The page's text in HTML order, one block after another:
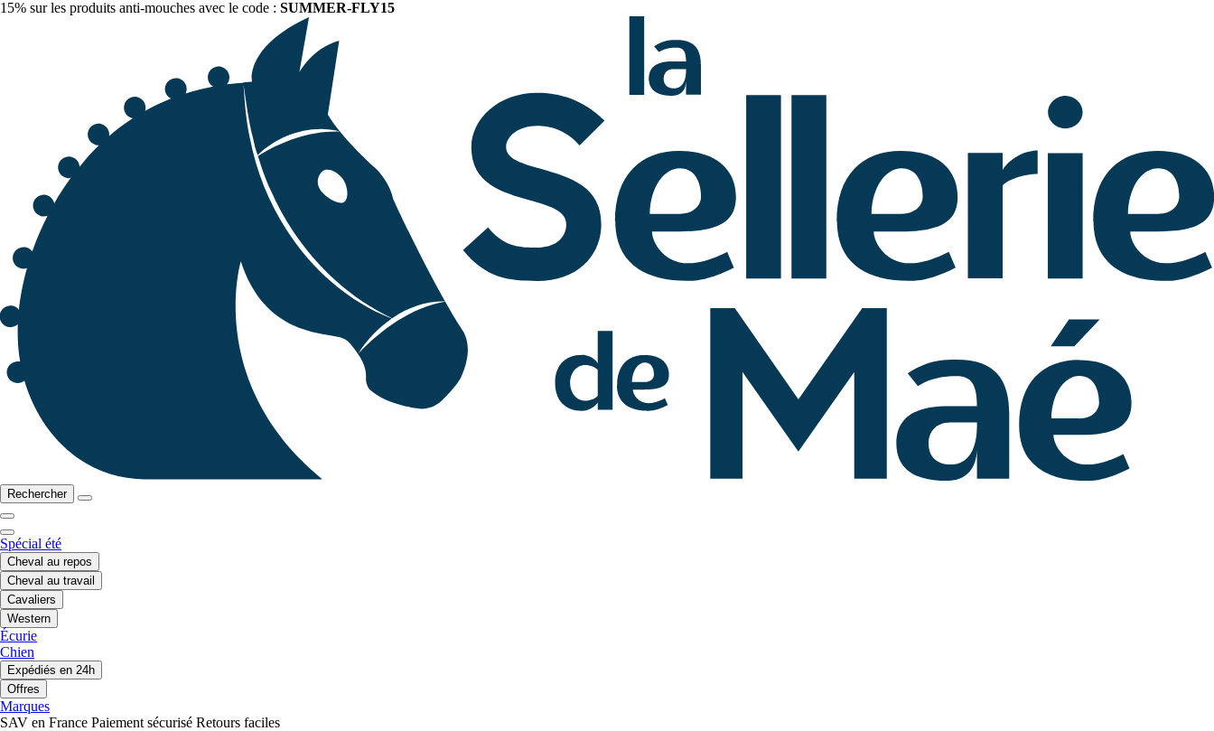
15% sur les produits anti-mouches avec le code : SUMMER-FLY15
Rechercher
Spécial été
Cheval au repos
Cheval au travail
Cavaliers
Western
Écurie
Chien
Expédiés en 24h
Offres
Marques
SAV en France Paiement sécurisé Retours faciles